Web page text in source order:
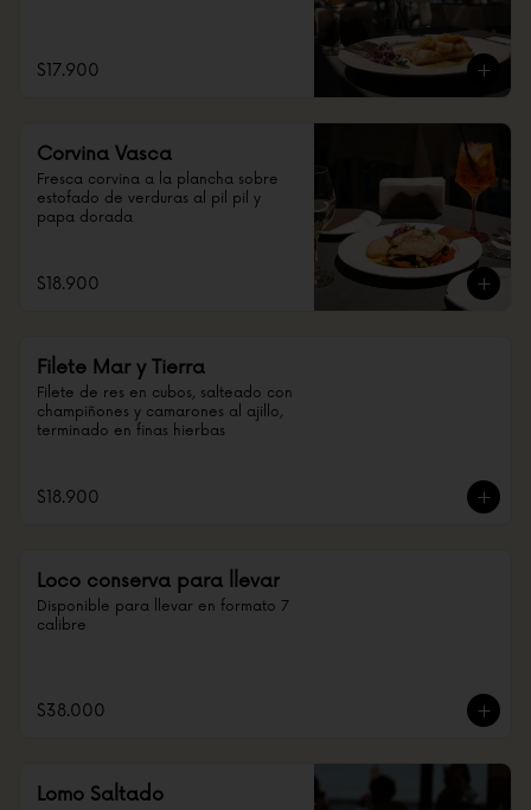
$17.900
Corvina Vasca
Fresca corvina a la plancha sobre
estofado de verduras al pil pil y
papa dorada
$18.900
Filete Mar y Tierra
Filete de res en cubos, salteado con
champiñones y camarones al ajillo,
terminado en finas hierbas
$18.900
Loco conserva para llevar
Disponible para llevar en formato 7
calibre
$38.000
Lomo Saltado